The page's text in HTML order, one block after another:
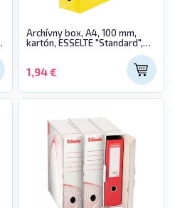
Archívny box, A4, 100 mm,
kartón, ESSELTE "Standard",
1,94 €